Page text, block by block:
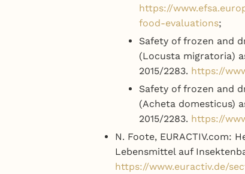
https://
food-evaluations;
Safety of frozen and
(Locusta migratoria)
2015/2283. https://
Safety of frozen and
(Acheta domesticus)
2015/2283. https://
N. Foote, EURACTIV.com:
Lebensmittel auf
https://www.euractiv.de/